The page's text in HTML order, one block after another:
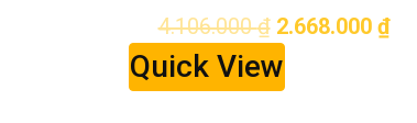
4.106.000₫ 2.668.000 ₫
Quick View